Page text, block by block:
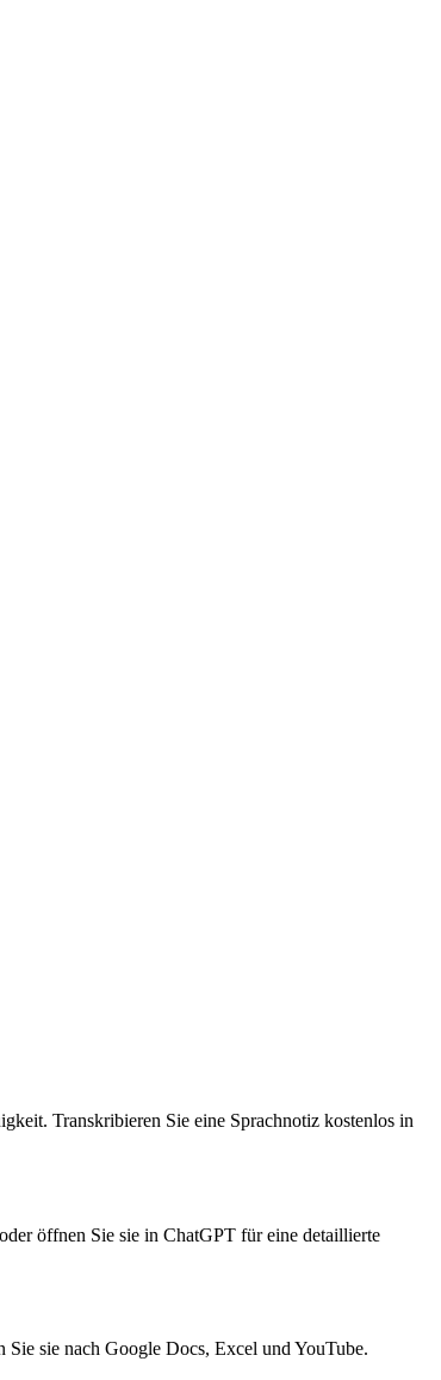
Transkribieren Sie eine Sprachnotiz kostenlos in
öffnen Sie sie in ChatGPT für eine detaillierte
sie nach Google Docs, Excel und YouTube.